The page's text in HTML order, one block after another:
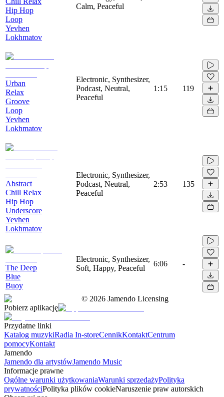
Hip Hop
Loop
Yevhen
Lokhmatov
Calm, Peaceful
Urban
Relax
Groove
Loop
Yevhen
Lokhmatov
Electronic, Synthesizer,
Podcast, Neutral,
Peaceful
1:15 119
Abstract
Chill Relax
Hip Hop
Underscore
Yevhen
Lokhmatov
Electronic, Synthesizer,
Podcast, Neutral,
Peaceful
2:53 135
The Deep
Blue
Buoy
Electronic, Synthesizer,
Soft, Happy, Peaceful
6:06 -
© 2026 Jamendo Licensing
Pobierz aplikację
Przydatne linki
Katalog muzykiRadia In-storeCennikKontaktCentrum
pomocyKontakt
Jamendo
Jamendo dla artystówJamendo Music
Informacje prawne
Ogólne warunki użytkowaniaWarunki sprzedażyPolityka
prywatnościPolityka plików cookieNaruszenie praw autorskich